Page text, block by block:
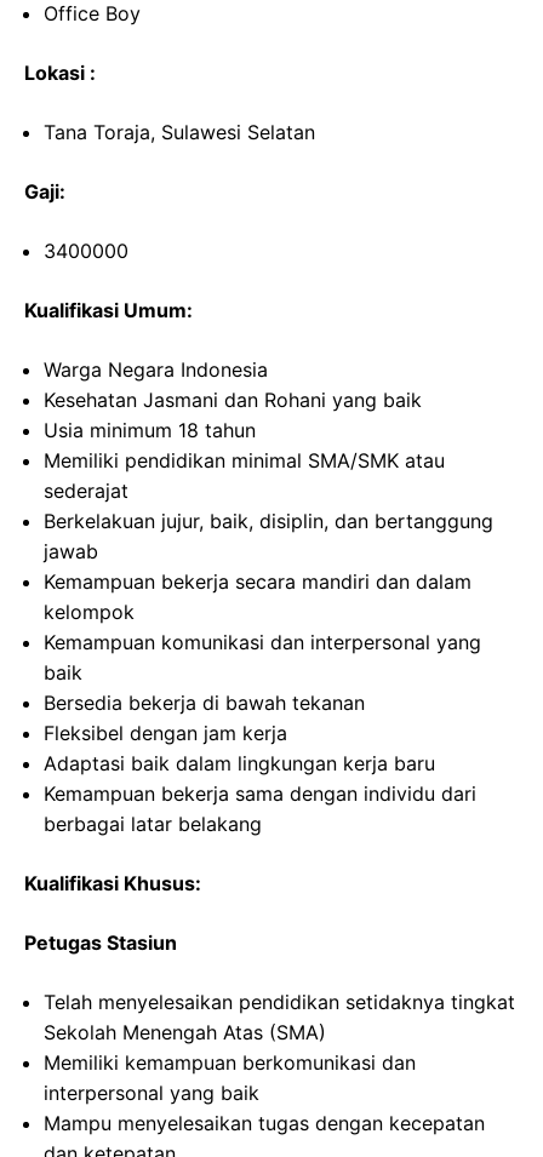
Office Boy
Lokasi :
Tana Toraja, Sulawesi Selatan
Gaji:
3400000
Kualifikasi Umum:
Warga Negara Indonesia
Kesehatan Jasmani dan Rohani yang baik
Usia minimum 18 tahun
Memiliki pendidikan minimal SMA/SMK atau
sederajat
Berkelakuan jujur, baik, disiplin, dan bertanggung
jawab
Kemampuan bekerja secara mandiri dan dalam
kelompok
Kemampuan komunikasi dan interpersonal yang
baik
Bersedia bekerja di bawah tekanan
Fleksibel dengan jam kerja
Adaptasi baik dalam lingkungan kerja baru
Kemampuan bekerja sama dengan individu dari
berbagai latar belakang
Kualifikasi Khusus:
Petugas Stasiun
Telah menyelesaikan pendidikan setidaknya tingkat
Sekolah Menengah Atas (SMA)
Memiliki kemampuan berkomunikasi dan
interpersonal yang baik
Mampu menyelesaikan tugas dengan kecepatan